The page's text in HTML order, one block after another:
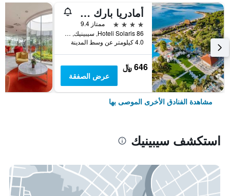
أمادريا بارك كيدز هوتل أندريجا
4 نجوم
ممتاز 9.4
Hoteli Solaris 86, سيبينيك, كرواتيا
4.0 كيلومتر عن وسط المدينة
646 ﷼
عرض الصفقة
مشاهدة الفنادق الأخرى الموصى بها
استكشف سيبينيك